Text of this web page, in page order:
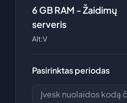
6 GB RAM -Žaidimų
serveris
Alt:V
Pasirinktas periodas